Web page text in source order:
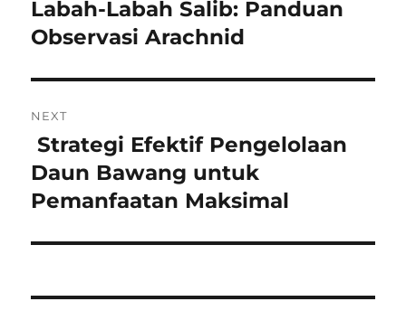
post:
Labah-Labah Salib: Panduan
Observasi Arachnid
NEXT
Next
post:
Strategi Efektif Pengelolaan
Daun Bawang untuk
Pemanfaatan Maksimal